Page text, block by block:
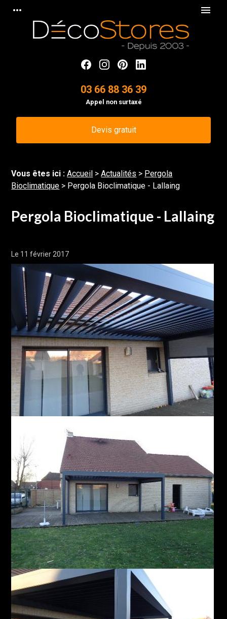
more_horiz menu
03 66 88 36 39
Appel non surtaxé
Devis gratuit
Vous êtes ici : Accueil >Actualités > Pergola
Bioclimatique > Pergola Bioclimatique - Lallaing
Pergola Bioclimatique - Lallaing
Le 11 février 2017